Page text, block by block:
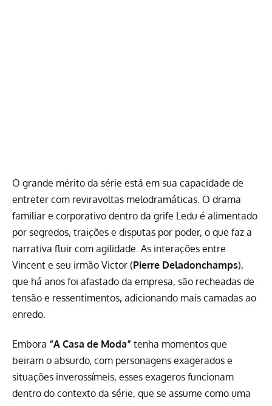
O grande mérito da série está em sua capacidade de
entreter com reviravoltas melodramáticas. O drama
familiar e corporativo dentro da grife Ledu é alimentado
por segredos, traições e disputas por poder, o que faz a
narrativa fluir com agilidade. As interações entre
Vincent e seu irmão Victor (Pierre Deladonchamps),
que há anos foi afastado da empresa, são recheadas de
tensão e ressentimentos, adicionando mais camadas ao
enredo.
Embora “A Casa de Moda” tenha momentos que
beiram o absurdo, com personagens exagerados e
situações inverossímeis, esses exageros funcionam
dentro do contexto da série, que se assume como uma